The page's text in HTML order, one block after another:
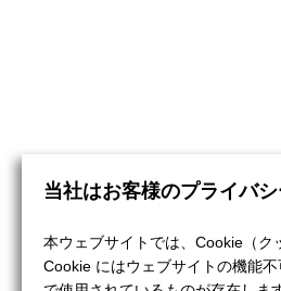
当社はお客様のプライバ
本ウェブサイトでは、Cookie（ク
Cookie にはウェブサイトの機能